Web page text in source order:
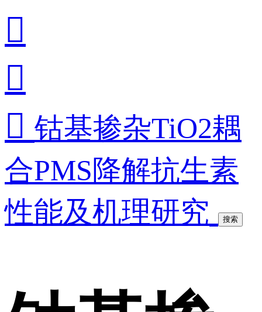


 钴基掺杂TiO2耦
合PMS降解抗生素
性能及机理研究
搜索